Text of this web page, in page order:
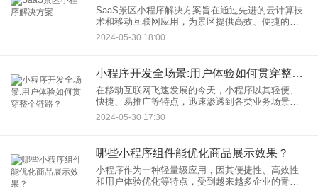
SaaS景区小程序解决方案旨在通过先进的云计算技
术和移动互联网应用，为景区提供高效、便捷的管
理与服务工具，提升游客体验，促进旅游产业的可
持续发展。SaaS景区小程序的功能特点、优势分析
2024-05-30 18:00
小程序开发全场景:用户体验如何贯穿整个链路？
在移动互联网飞速发展的今天，小程序以其轻便、
快捷、易推广等特点，迅速渗透到各类业务场景
中。而用户体验作为小程序开发的重要一环，始终
贯穿于整个链路，从需求分析、设计规划到开发实
2024-05-30 17:30
哪些小程序组件能优化商品展示效果？
小程序作为一种轻量级应用，因其便捷性、高效性
和用户体验优化等特点，受到越来越多企业的青